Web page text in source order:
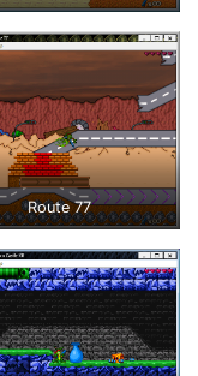
Route 77